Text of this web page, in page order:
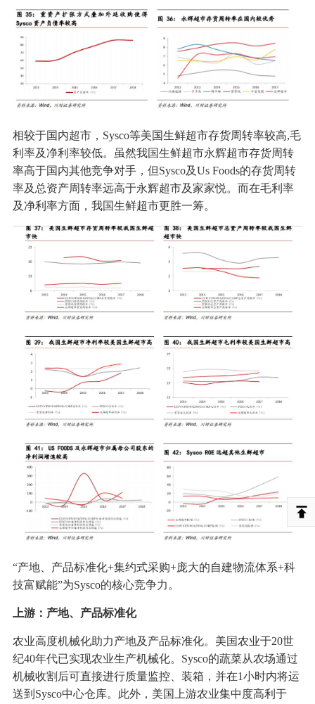
相较于国内超市，Sysco等美国生鲜超市存货周转率较高,毛
利率及净利率较低。虽然我国生鲜超市永辉超市存货周转
率高于国内其他竞争对手，但Sysco及Us Foods的存货周转
率及总资产周转率远高于永辉超市及家家悦。而在毛利率
及净利率方面，我国生鲜超市更胜一筹。
“产地、产品标准化+集约式采购+庞大的自建物流体系+科
技富赋能”为Sysco的核心竞争力。
上游：产地、产品标准化
农业高度机械化助力产地及产品标准化。美国农业于20世
纪40年代已实现农业生产机械化。Sysco的蔬菜从农场通过
机械收割后可直接进行质量监控、装箱，并在1小时内将运
送到Sysco中心仓库。此外，美国上游农业集中度高利于